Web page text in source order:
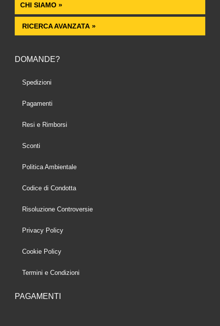
CHI SIAMO »
RICERCA AVANZATA »
DOMANDE?
Spedizioni
Pagamenti
Resi e Rimborsi
Sconti
Politica Ambientale
Codice di Condotta
Risoluzione Controversie
Privacy Policy
Cookie Policy
Termini e Condizioni
PAGAMENTI